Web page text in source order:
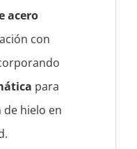
acero
con
para
hielo en